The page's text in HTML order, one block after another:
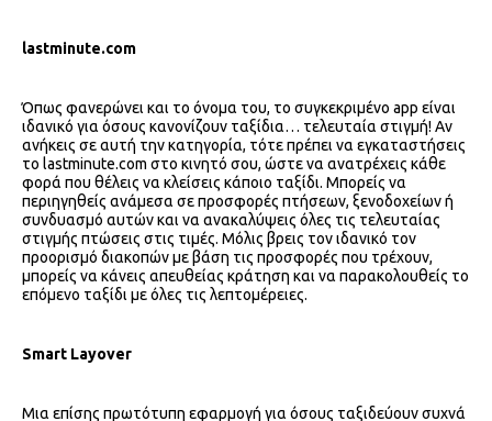
lastminute.com
Όπως φανερώνει και το όνομα του, το συγκεκριμένο app είναι
ιδανικό για όσους κανονίζουν ταξίδια… τελευταία στιγμή! Αν
ανήκεις σε αυτή την κατηγορία, τότε πρέπει να εγκαταστήσεις
το lastminute.com στο κινητό σου, ώστε να ανατρέχεις κάθε
φορά που θέλεις να κλείσεις κάποιο ταξίδι. Μπορείς να
περιηγηθείς ανάμεσα σε προσφορές πτήσεων, ξενοδοχείων ή
συνδυασμό αυτών και να ανακαλύψεις όλες τις τελευταίας
στιγμής πτώσεις στις τιμές. Μόλις βρεις τον ιδανικό τον
προορισμό διακοπών με βάση τις προσφορές που τρέχουν,
μπορείς να κάνεις απευθείας κράτηση και να παρακολουθείς το
επόμενο ταξίδι με όλες τις λεπτομέρειες.
Smart Layover
Μια επίσης πρωτότυπη εφαρμογή για όσους ταξιδεύουν συχνά